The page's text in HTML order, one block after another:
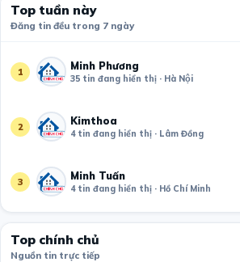
Top tuần này
Đăng tin đều trong 7 ngày
1 Minh Phương
35 tin đang hiển thị · Hà Nội
2 Kimthoa
4 tin đang hiển thị · Lâm Đồng
3 Minh Tuấn
4 tin đang hiển thị · Hồ Chí Minh
Top chính chủ
Nguồn tin trực tiếp